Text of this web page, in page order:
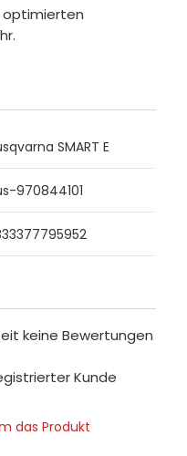
optimierten
SMART E
970844101
keine Bewertungen
Kunde
das Produkt